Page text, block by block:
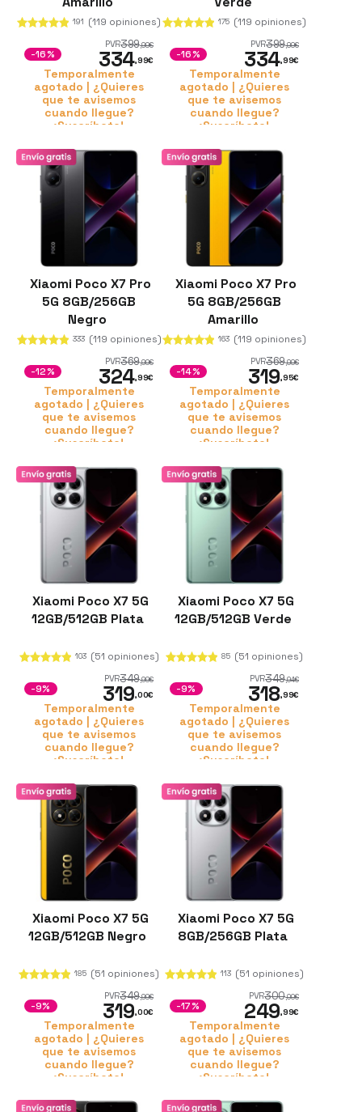
191 (119 opiniones)
PVR399,99€
334,99€
-16%
Temporalmente
agotado | ¿Quieres
que te avisemos
cuando llegue?
¡Suscríbete!
175 (119 opiniones)
PVR399,99€
334,99€
-16%
Temporalmente
agotado | ¿Quieres
que te avisemos
cuando llegue?
¡Suscríbete!
Xiaomi Poco X7 Pro
5G 8GB/256GB
Negro
333 (119 opiniones)
PVR369,99€
324,99€
-12%
Temporalmente
agotado | ¿Quieres
que te avisemos
cuando llegue?
¡Suscríbete!
Xiaomi Poco X7 Pro
5G 8GB/256GB
Amarillo
163 (119 opiniones)
PVR369,99€
319,95€
-14%
Temporalmente
agotado | ¿Quieres
que te avisemos
cuando llegue?
¡Suscríbete!
Xiaomi Poco X7 5G
12GB/512GB Plata
103 (51 opiniones)
PVR349,99€
319,00€
-9%
Temporalmente
agotado | ¿Quieres
que te avisemos
cuando llegue?
¡Suscríbete!
Xiaomi Poco X7 5G
12GB/512GB Verde
85 (51 opiniones)
PVR349,94€
318,99€
-9%
Temporalmente
agotado | ¿Quieres
que te avisemos
cuando llegue?
¡Suscríbete!
Xiaomi Poco X7 5G
12GB/512GB Negro
185 (51 opiniones)
PVR349,99€
319,00€
-9%
Temporalmente
agotado | ¿Quieres
que te avisemos
cuando llegue?
¡Suscríbete!
Xiaomi Poco X7 5G
8GB/256GB Plata
113 (51 opiniones)
PVR300,00€
249,99€
-17%
Temporalmente
agotado | ¿Quieres
que te avisemos
cuando llegue?
¡Suscríbete!